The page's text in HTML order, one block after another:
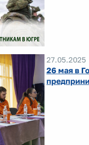
27.05.2025
26 мая в